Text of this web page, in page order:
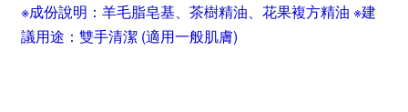
※成份說明：羊毛脂皂基、茶樹精油、花果複方精油 ※建
議用途：雙手清潔 (適用一般肌膚)